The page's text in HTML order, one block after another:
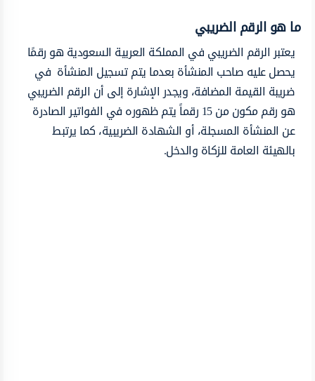
ما هو الرقم الضريبي
يعتبر الرقم الضريبي في المملكة العربية السعودية هو رقمًا
يحصل عليه صاحب المنشأة بعدما يتم تسجيل المنشأة في
ضريبة القيمة المضافة، ويجدر الإشارة إلى أن الرقم الضريبي
هو رقم مكون من 15 رقماً يتم ظهوره في الفواتير الصادرة
عن المنشأة المسجلة، أو الشهادة الضريبية، كما يرتبط
بالهيئة العامة للزكاة والدخل.